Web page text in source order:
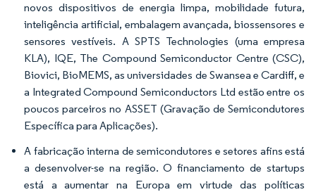
novos dispositivos de energia limpa, mobilidade futura,
inteligência artificial, embalagem avançada, biossensores e
sensores vestíveis. A SPTS Technologies (uma empresa
KLA), IQE, The Compound Semiconductor Centre (CSC),
Biovici, BioMEMS, as universidades de Swansea e Cardiff, e
a Integrated Compound Semiconductors Ltd estão entre os
poucos parceiros no ASSET (Gravação de Semicondutores
Específica para Aplicações).
A fabricação interna de semicondutores e setores afins está
a desenvolver-se na região. O financiamento de startups
está a aumentar na Europa em virtude das políticas